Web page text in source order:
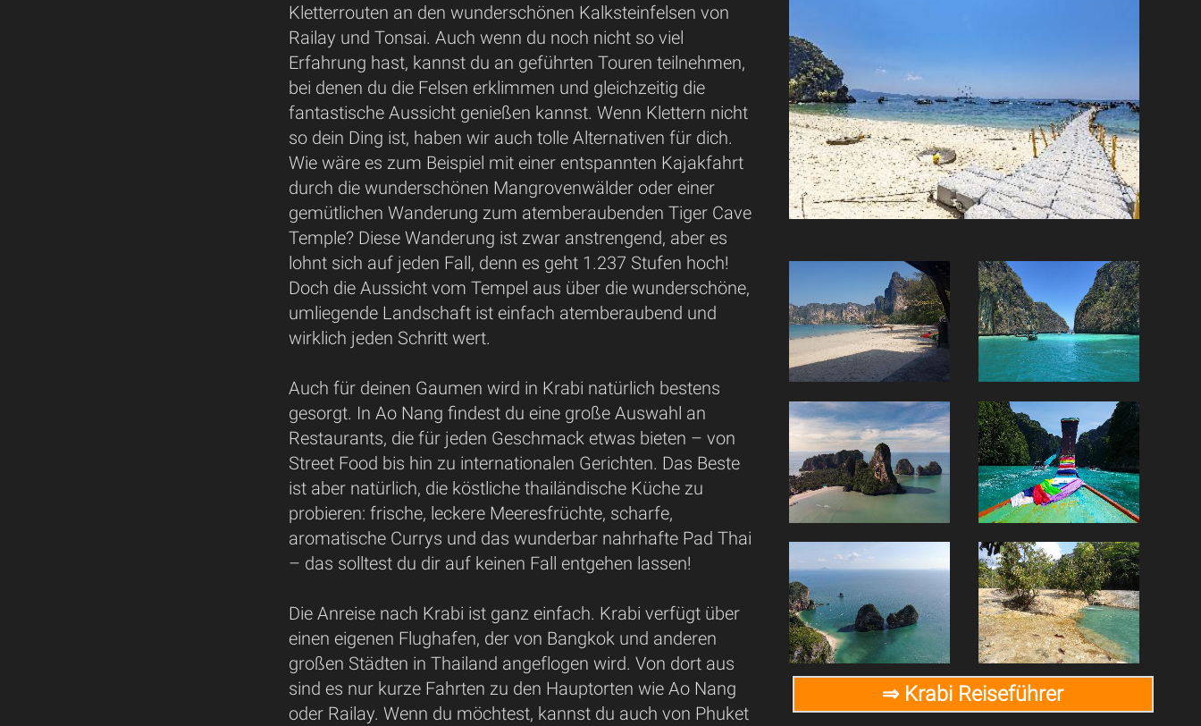
⇒ Krabi Reiseführer
Kletterrouten an den wunderschönen Kalksteinfelsen von
Railay und Tonsai. Auch wenn du noch nicht so viel
Erfahrung hast, kannst du an geführten Touren teilnehmen,
bei denen du die Felsen erklimmen und gleichzeitig die
fantastische Aussicht genießen kannst. Wenn Klettern nicht
so dein Ding ist, haben wir auch tolle Alternativen für dich.
Wie wäre es zum Beispiel mit einer entspannten Kajakfahrt
durch die wunderschönen Mangrovenwälder oder einer
gemütlichen Wanderung zum atemberaubenden Tiger Cave
Temple? Diese Wanderung ist zwar anstrengend, aber es
lohnt sich auf jeden Fall, denn es geht 1.237 Stufen hoch!
Doch die Aussicht vom Tempel aus über die wunderschöne,
umliegende Landschaft ist einfach atemberaubend und
wirklich jeden Schritt wert.
Auch für deinen Gaumen wird in Krabi natürlich bestens
gesorgt. In Ao Nang findest du eine große Auswahl an
Restaurants, die für jeden Geschmack etwas bieten – von
Street Food bis hin zu internationalen Gerichten. Das Beste
ist aber natürlich, die köstliche thailändische Küche zu
probieren: frische, leckere Meeresfrüchte, scharfe,
aromatische Currys und das wunderbar nahrhafte Pad Thai
– das solltest du dir auf keinen Fall entgehen lassen!
Die Anreise nach Krabi ist ganz einfach. Krabi verfügt über
einen eigenen Flughafen, der von Bangkok und anderen
großen Städten in Thailand angeflogen wird. Von dort aus
sind es nur kurze Fahrten zu den Hauptorten wie Ao Nang
oder Railay. Wenn du möchtest, kannst du auch von Phuket